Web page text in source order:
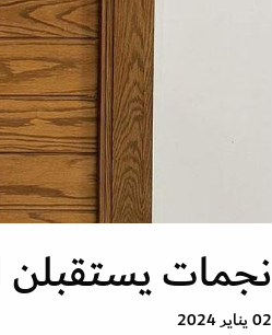
نجمات يستقبلن
02 يناير 2024